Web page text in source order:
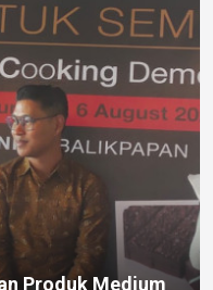
Produk Medium